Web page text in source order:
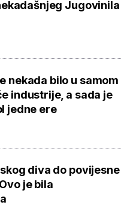
Jugovinila
nekada bilo u samom
industrije, a sada je
jedne ere
diva do povijesne
je bila